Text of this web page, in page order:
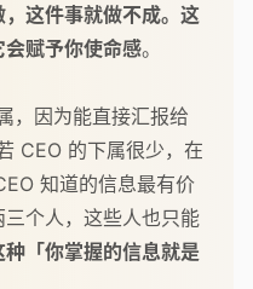
这件事就做不成。这
赋予你使命感。
，因为能直接汇报给
CEO 的下属很少，在
知道的信息最有价
个人，这些人也只能
「你掌握的信息就是